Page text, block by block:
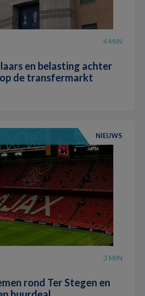
4 MIN
en belasting achter
de transfermarkt
NIEUWS
3 MIN
rond Ter Stegen en